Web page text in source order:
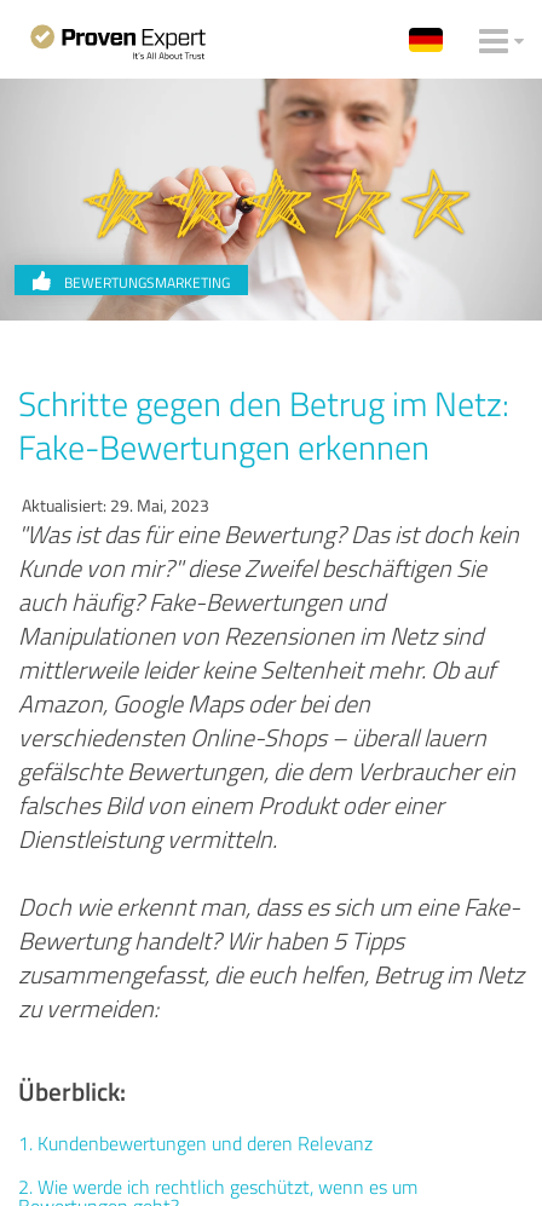
BEWERTUNGSMARKETING
Schritte gegen den Betrug im Netz:
Fake-Bewertungen erkennen
Aktualisiert: 29. Mai, 2023
"Was ist das für eine Bewertung? Das ist doch kein
Kunde von mir?" diese Zweifel beschäftigen Sie
auch häufig?Fake-Bewertungen und
Manipulationen von Rezensionen im Netz sind
mittlerweile leider keine Seltenheit mehr. Ob auf
Amazon, Google Maps oder bei den
verschiedensten Online-Shops – überall lauern
gefälschte Bewertungen, die dem Verbraucher ein
falsches Bild von einem Produkt oder einer
Dienstleistung vermitteln.
Doch wie erkennt man, dass es sich um eine Fake-
Bewertung handelt? Wir haben 5 Tipps
zusammengefasst, die euch helfen, Betrug im Netz
zu vermeiden:
Überblick:
1. Kundenbewertungen und deren Relevanz
2.Wie werde ich rechtlich geschützt, wenn es um